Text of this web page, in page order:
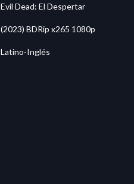
Evil Dead: El Despertar
(2023) BDRip x265 1080p
Latino-Inglés